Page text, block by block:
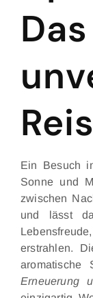
Das
Ein Besuch
Sonne und
zwischen
und lässt
erstrahlen.
aromatische
Erneuerung